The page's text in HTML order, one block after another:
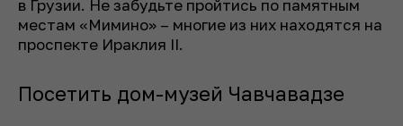
в Грузии. Не забудьте пройтись по памятным
местам «Мимино» – многие из них находятся на
проспекте Ираклия II.
Посетить дом-музей Чавчавадзе